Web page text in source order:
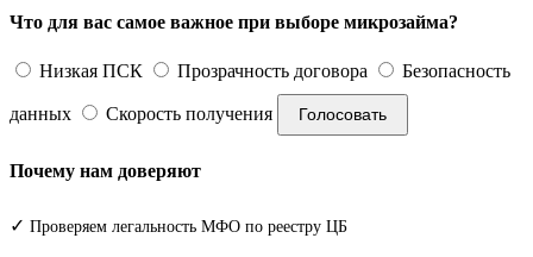
Что для вас самое важное при выборе микрозайма?
Низкая ПСК Прозрачность договора Безопасность
данных Скорость получения Голосовать
Почему нам доверяют
✓ Проверяем легальность МФО по реестру ЦБ